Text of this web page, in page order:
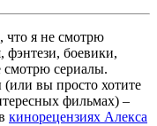
что я не смотрю
боевики,
сериалы.
вы просто хотите
фильмах) –
кинорецензиях Алекса